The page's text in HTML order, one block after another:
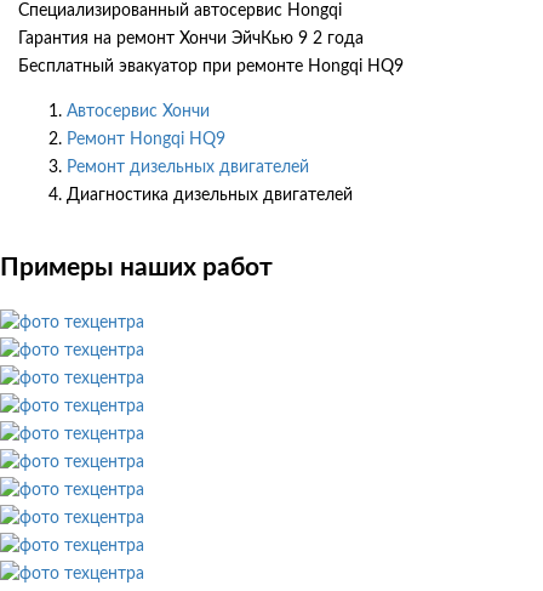
Специализированный автосервис Hongqi
Гарантия на ремонт Хончи ЭйчКью 9 2 года
Бесплатный эвакуатор при ремонте Hongqi HQ9
Автосервис Хончи
Ремонт Hongqi HQ9
Ремонт дизельных двигателей
Диагностика дизельных двигателей
Примеры наших работ